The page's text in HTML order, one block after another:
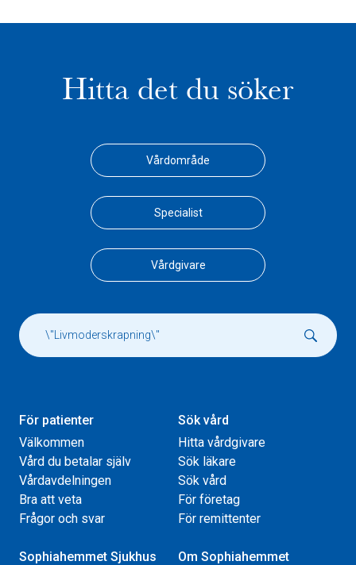
Hitta det du söker
Vårdområde
Specialist
Vårdgivare
För patienter
Välkommen
Vård du betalar själv
Vårdavdelningen
Bra att veta
Frågor och svar
Sök vård
Hitta vårdgivare
Sök läkare
Sök vård
För företag
För remittenter
Sophiahemmet Sjukhus
Om Sophiahemmet